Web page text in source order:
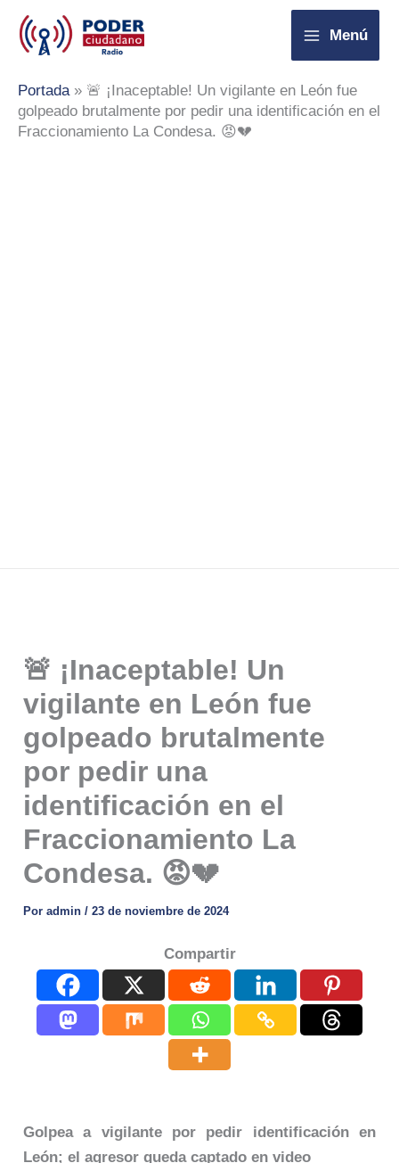
contenido
Menú
Portada» 🚨 ¡Inaceptable! Un vigilante en León fue
golpeado brutalmente por pedir una identificación en el
Fraccionamiento La Condesa. 😡💔
🚨 ¡Inaceptable! Un
vigilante en León fue
golpeado brutalmente
por pedir una
identificación en el
Fraccionamiento La
Condesa. 😡💔
Poradmin/23 de noviembre de 2024
Compartir
Golpea a vigilante por pedir identificación en
León; el agresor queda captado en video